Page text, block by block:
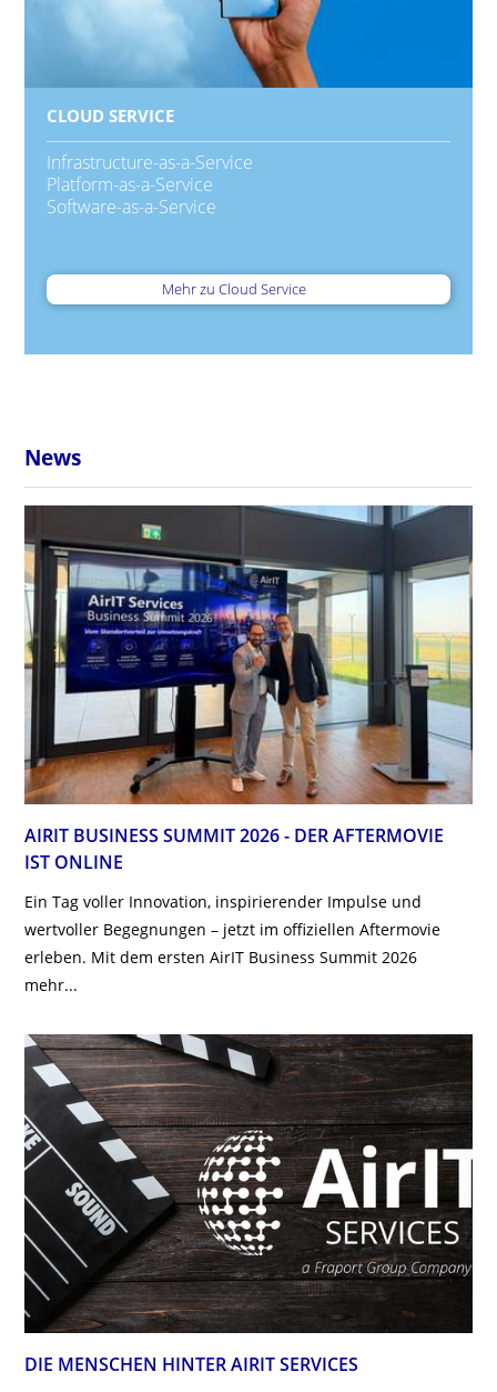
CLOUD SERVICE
Infrastructure-as-a-Service
Platform-as-a-Service
Software-as-a-Service
Mehr zu Cloud Service
News
AIRIT BUSINESS SUMMIT 2026 - DER AFTERMOVIE
IST ONLINE
Ein Tag voller Innovation, inspirierender Impulse und
wertvoller Begegnungen – jetzt im offiziellen Aftermovie
erleben. Mit dem ersten AirIT Business Summit 2026
mehr...
DIE MENSCHEN HINTER AIRIT SERVICES